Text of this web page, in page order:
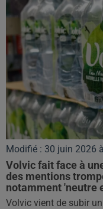
Modifié : 30 juin 2026
Volvic fait face à
des mentions
notamment 'neutre
Volvic vient de subir